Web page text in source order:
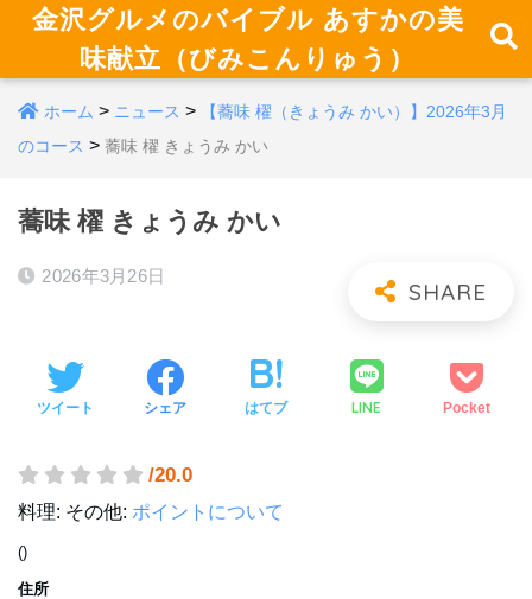
金沢グルメのバイブル あすかの美
味献立（びみこんりゅう）
ホーム > ニュース >
【蕎味 櫂（きょうみ かい）】2026年3月
のコース > 蕎味 櫂 きょうみ かい
蕎味 櫂 きょうみ かい
2026年3月26日
ツイート シェア はてブ LINE Pocket
/20.0
料理: その他: ポイントについて
()
住所